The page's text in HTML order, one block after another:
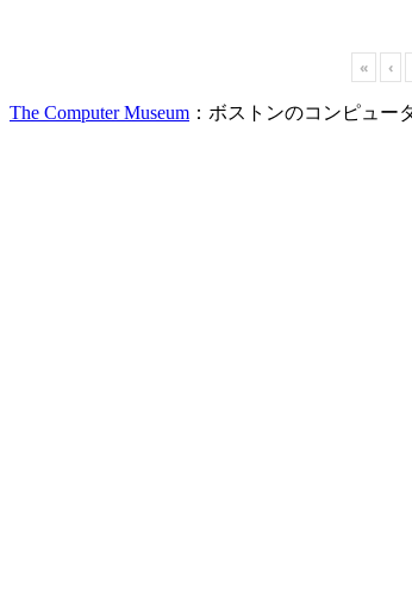
« ‹
The Computer Museum ：ボストンのコンピュー